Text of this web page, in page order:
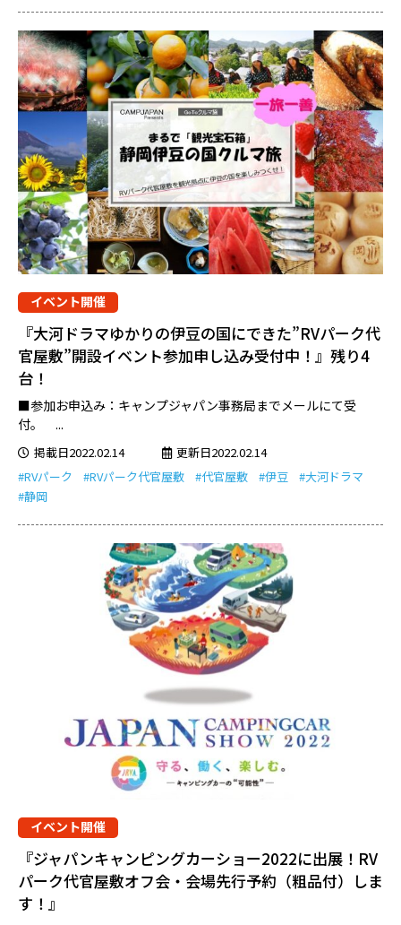
イベント開催
『大河ドラマゆかりの伊豆の国にできた”RVパーク代
官屋敷”開設イベント参加申し込み受付中！』残り4
台！
■参加お申込み：キャンプジャパン事務局までメールにて受
付。 ...
掲載日2022.02.14
更新日2022.02.14
#RVパーク
#RVパーク代官屋敷 #代官屋敷 #伊豆
#大河ドラマ
#静岡
イベント開催
『ジャパンキャンピングカーショー2022に出展！RV
パーク代官屋敷オフ会・会場先行予約（粗品付）しま
す！』